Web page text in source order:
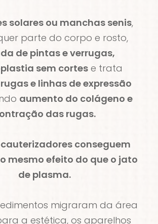
solares ou manchas senis,
parte do corpo e rosto,
de pintas e verrugas,
sem cortes e trata
rugas e linhas de expressão
aumento do colágeno e
das rugas.
conseguem
mesmo efeito do que o jato
de plasma.
migraram da área
a estética, os aparelhos